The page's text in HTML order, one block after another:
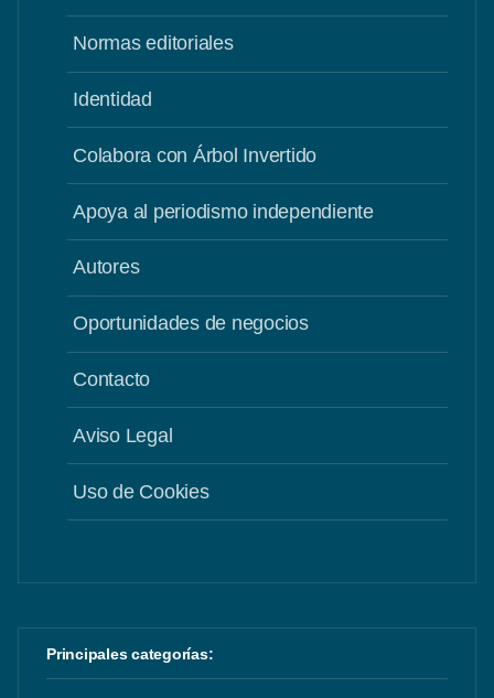
Normas editoriales
Identidad
Colabora con Árbol Invertido
Apoya al periodismo independiente
Autores
Oportunidades de negocios
Contacto
Aviso Legal
Uso de Cookies
Principales categorías: